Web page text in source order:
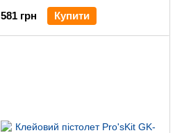
581 грн
Купити